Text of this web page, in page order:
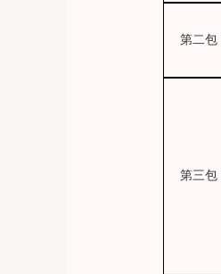
第二包
第三包